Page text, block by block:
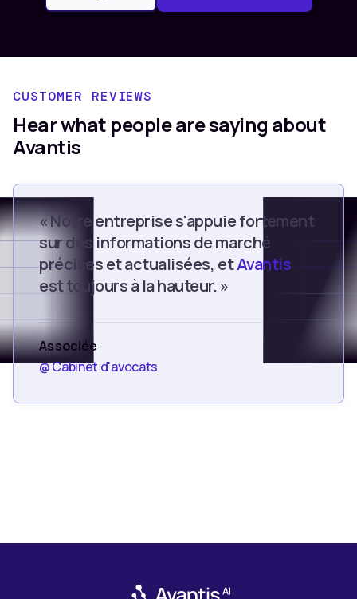
CUSTOMER REVIEWS
Hear what people are saying about
Avantis
« Notre entreprise s'appuie fortement
sur des informations de marché
précises et actualisées, etAvantis
est toujours à la hauteur. »
Associée
@ Cabinet d'avocats